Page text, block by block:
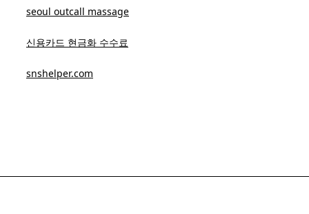
seoul outcall massage
신용카드 현금화 수수료
snshelper.com